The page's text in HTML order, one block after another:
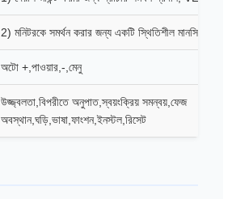
2) মনিটরকে সমর্থন করার জন্য একটি স্থিতিশীল মানসিক
অটো +,পাওয়ার,-,মেনু
উজ্জ্বলতা,বিপরীতে অনুপাত,স্বয়ংক্রিয় সমন্বয়,ফেজ
অবস্থান,ঘড়ি,ভাষা,ফাংশন,ইনস্টল,রিসেট